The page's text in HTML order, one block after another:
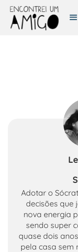
Adotar o
decisões que
nova energia
sendo super
quase dois
pela casa sem